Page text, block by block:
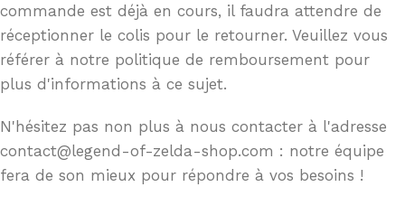
commande est déjà en cours, il faudra attendre de
réceptionner le colis pour le retourner. Veuillez vous
référer à notre politique de remboursement pour
plus d'informations à ce sujet.
N'hésitez pas non plus à nous contacter à l'adresse
contact@legend-of-zelda-shop.com : notre équipe
fera de son mieux pour répondre à vos besoins !